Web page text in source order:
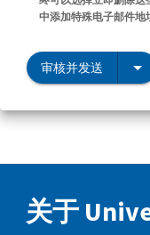
中添加特殊电子邮件地
审核并发送
关于